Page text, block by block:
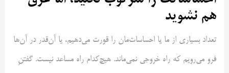
هم نشوید
تعداد بسیاری از ما یا احساسات‌مان را قورت می‌دهیم، یا آن‌قدر در آن‌ها
فرو می‌رویم که راه خروجی نمی‌ماند. هیچ‌کدام راه مساعد نیست. گفتنِ